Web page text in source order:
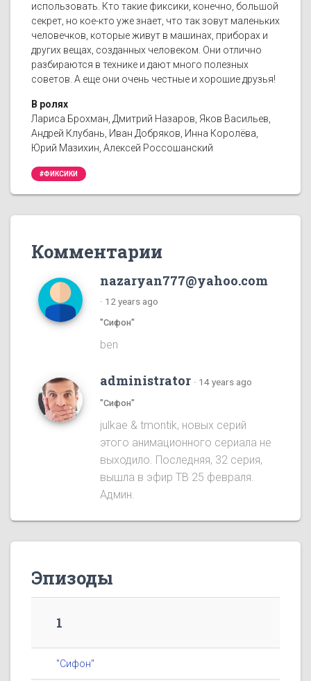
использовать. Кто такие фиксики, конечно, большой
секрет, но кое-кто уже знает, что так зовут маленьких
человечков, которые живут в машинах, приборах и
других вещах, созданных человеком. Они отлично
разбираются в технике и дают много полезных
советов. А еще они очень честные и хорошие друзья!
В ролях
Лариса Брохман, Дмитрий Назаров, Яков Васильев,
Андрей Клубань, Иван Добряков, Инна Королёва,
Юрий Мазихин, Алексей Россошанский
#ФИКСИКИ
Комментарии
nazaryan777@yahoo.com
· 12 years ago
"Сифон"
ben
administrator · 14 years ago
"Сифон"
julkae & tmontik, новых серий
этого анимационного сериала не
выходило. Последняя, 32 серия,
вышла в эфир ТВ 25 февраля.
Админ.
Эпизоды
1
"Сифон"